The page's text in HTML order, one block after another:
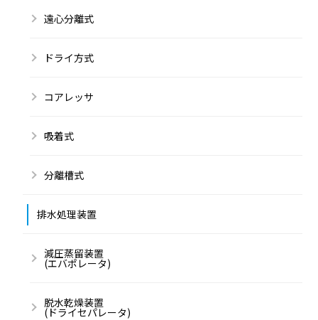
遠心分離式
ドライ方式
コアレッサ
吸着式
分離槽式
排水処理装置
減圧蒸留装置
(エバポレータ)
脱水乾燥装置
(ドライセパレータ)